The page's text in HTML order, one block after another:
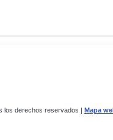
los derechos reservados | Mapa